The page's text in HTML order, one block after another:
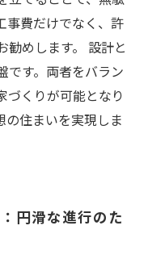
事費だけでなく、許
勧めします。 設計と
です。両者をバラン
づくりが可能となり
の住まいを実現しま
円滑な進行のた